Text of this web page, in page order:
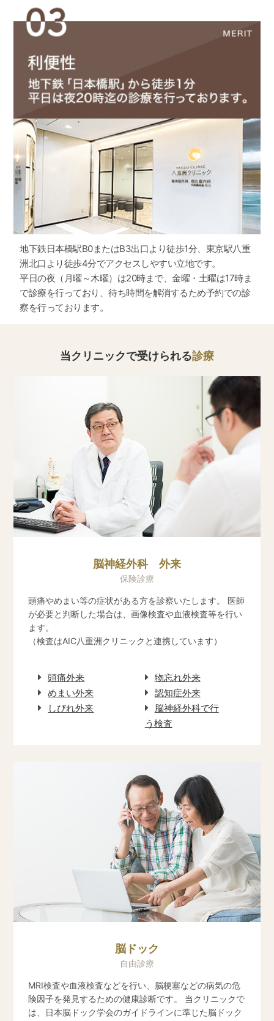
「オンライン資格確認システム」の運用を開始しました。
マイナンバーカードを健康保険証としてご利用いただけます。
・マイナンバーカードを保険証として利用する場合、顔認証に
※これまでどおり、健康保険証のご利用も可能です。
2023.12.01
年末年始の診療を以下に変更させていただきます。
ご理解の程よろしくお願い申し上げます。
＜休診＞ 2023年12月29日 (金) ～ 2024年1月3日 (水)
2024年01月04日（木）以降、通常診療
ドック料金価格改定のお知らせ
2023/8/1より、一部のドック（自由診療）検査料金を改定させ
ていただきます。
しますが、何卒ご理解賜りますようお願い申し上げます。
※2023/7/31までにご予約の方は、ご予約時点の検査料金（改定
前の料金）となります。
2023.08.13
（期間中、電話受付の対応も以下となります）
08月14日（月）～8月15日（火） 18:00まで診療
武川医師の診察終了のお知らせ
武川医師の診療は、退職に伴い2023年3月20日をもちまして終
通院中の患者様につきましては、後任医師において引き続き安
心して通院が続けられるよう対応いたします。
大変ご不便とご迷惑をおかけ致しますが、ご理解いただきます
ようお願い申し上げます。
2022.11.24
年末年始の休診および診療時間変更のご案内
ご理解の程よろしくお願い申し上げます。
＜診療時間変更＞ 2022年12月29日 (木) 9時～12時まで診療
＜休診＞ 2022年12月30日 (金) ～ 2023年1月3日 (火)
2023年01月04日（水）以降、通常診療
2022.07.05
お盆期間の診療時間のご案内
たします。
08月12日（金）～08月15日（月） 17:00まで診療
4月実施日・・・04/28（木）
5月実施日・・・05/26（木）
6月実施日・・・06/30（木）
7月実施日・・・07/28（木）
8月実施日・・・08/25（木）
9月実施日・・・09/29（木）
11月実施日・・・11/24（木）
12月実施日・・・12/22（木）
2021.12.06
年末年始の休診および診療時間変更のご案内
電話受付時間も以下となります）
ご理解の程よろしくお願い申し上げます。
2021年12月28日（火）09:00～17:00
2021年12月30日（木）～2022年01月03日（月）終日休診
2022年01月04日（火）09:00～17:00
2022年01月05日（水）以降、通常診療
地下鉄日本橋駅B0またはB3出口より徒歩1分、東京駅八重
洲北口より徒歩4分でアクセスしやすい立地です。
平日の夜（月曜～木曜）は20時まで、金曜・土曜は17時ま
で診療を行っており、待ち時間を解消するため予約での診
察を行っております。
当クリニックで受けられる診療
脳神経外科 外来
保険診療
頭痛やめまい等の症状がある方を診察いたします。 医師
が必要と判断した場合は、画像検査や血液検査等を行い
ます。
（検査はAIC八重洲クリニックと連携しています）
頭痛外来
めまい外来
しびれ外来
物忘れ外来
認知症外来
脳神経外科で行
う検査
脳ドック
自由診療
MRI検査や血液検査などを行い、脳梗塞などの病気の危
険因子を発見するための健康診断です。 当クリニックで
は、日本脳ドック学会のガイドラインに準じた脳ドック